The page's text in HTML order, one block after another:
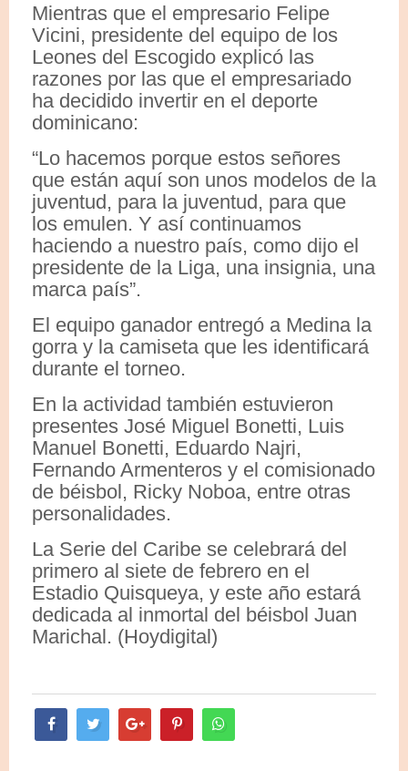
Mientras que el empresario Felipe
Vicini, presidente del equipo de los
Leones del Escogido explicó las
razones por las que el empresariado
ha decidido invertir en el deporte
dominicano:
“Lo hacemos porque estos señores
que están aquí son unos modelos de la
juventud, para la juventud, para que
los emulen. Y así continuamos
haciendo a nuestro país, como dijo el
presidente de la Liga, una insignia, una
marca país”.
El equipo ganador entregó a Medina la
gorra y la camiseta que les identificará
durante el torneo.
En la actividad también estuvieron
presentes José Miguel Bonetti, Luis
Manuel Bonetti, Eduardo Najri,
Fernando Armenteros y el comisionado
de béisbol, Ricky Noboa, entre otras
personalidades.
La Serie del Caribe se celebrará del
primero al siete de febrero en el
Estadio Quisqueya, y este año estará
dedicada al inmortal del béisbol Juan
Marichal. (Hoydigital)